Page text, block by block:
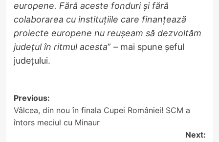
europene. Fără aceste fonduri și fără
colaborarea cu instituțiile care finanțează
proiecte europene nu reușeam să dezvoltăm
județul în ritmul acesta” – mai spune șeful
județului.
Post
navigation
Previous:
Vâlcea, din nou în finala Cupei României! SCM a
întors meciul cu Minaur
Next: